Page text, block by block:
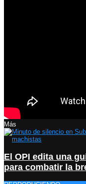
Más
El OPI edita una
para combatir la